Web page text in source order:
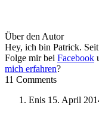
Über den Autor
Hey, ich bin Patrick.
Folge mir bei Facebook
mich erfahren?
11 Comments
Enis 15. April